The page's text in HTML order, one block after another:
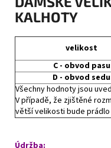
KALHOTY
velikost
C - obvod pasu
D - obvod sedu
Všechny hodnoty jsou
V případě, že zjištěné
větší velikosti bude
Údržba: